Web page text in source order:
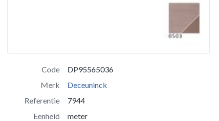
Code
DP95565036
Merk
Deceuninck
Referentie
7944
Eenheid
meter